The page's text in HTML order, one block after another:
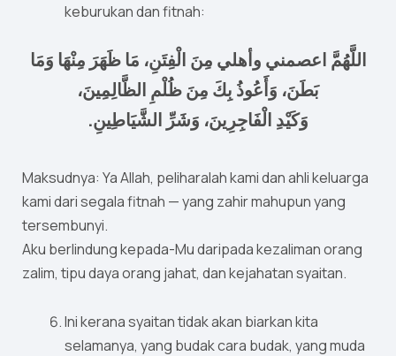
keburukan dan fitnah:
اللَّهُمَّ اعصمني وأهلي مِنَ الْفِتَنِ، مَا ظَهَرَ مِنْهَا وَمَا
بَطَنَ، وَأَعُوذُ بِكَ مِنَ ظُلْمِ الظَّالِمِينَ،
وَكَيْدِ الْفَاجِرِينَ، وَشَرِّ الشَّيَاطِينِ.
Maksudnya: Ya Allah, peliharalah kami dan ahli keluarga
kami dari segala fitnah — yang zahir mahupun yang
tersembunyi.
Aku berlindung kepada-Mu daripada kezaliman orang
zalim, tipu daya orang jahat, dan kejahatan syaitan.
Ini kerana syaitan tidak akan biarkan kita
selamanya, yang budak cara budak, yang muda